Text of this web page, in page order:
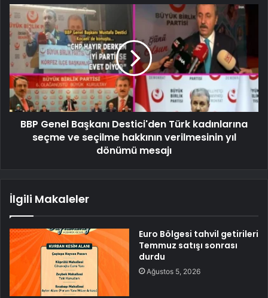
BBP Genel Başkanı Destici'den Türk kadınlarına
seçme ve seçilme hakkının verilmesinin yıl
dönümü mesajı
İlgili Makaleler
Euro Bölgesi tahvil getirileri
Temmuz satışı sonrası
durdu
Ağustos 5, 2026